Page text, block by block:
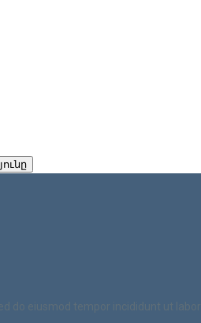
do eiusmod tempor incididunt ut